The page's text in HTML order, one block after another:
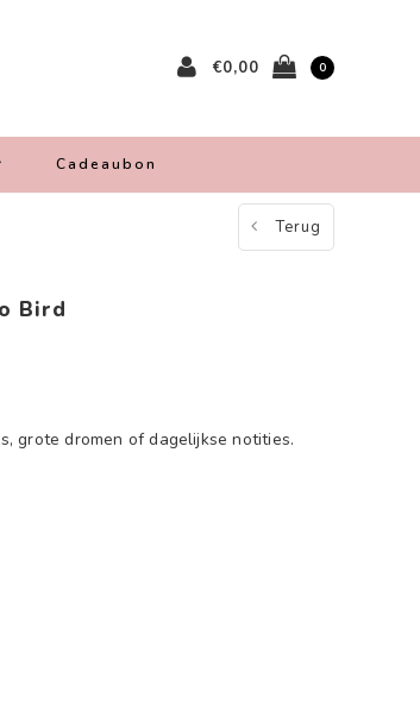
€0,00 0
Cadeaubon
Terug
Bird
grote dromen of dagelijkse notities.